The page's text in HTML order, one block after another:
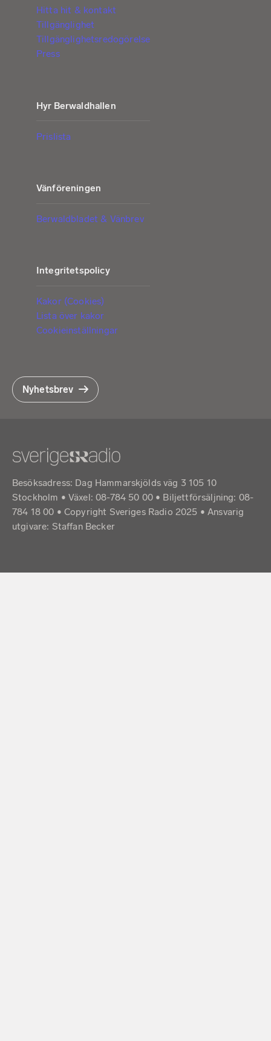
Hitta hit & kontakt
Tillgänglighet
Tillgänglighetsredogörelse
Press
Hyr Berwaldhallen
Prislista
Vänföreningen
Berwaldbladet & Vänbrev
Integritetspolicy
Kakor (Cookies)
Lista över kakor
Cookieinställningar
Nyhetsbrev
Besöksadress: Dag Hammarskjölds väg 3 105 10
Stockholm • Växel: 08-784 50 00 • Biljettförsäljning: 08-
784 18 00 • Copyright Sveriges Radio 2025 •Ansvarig
utgivare: Staffan Becker